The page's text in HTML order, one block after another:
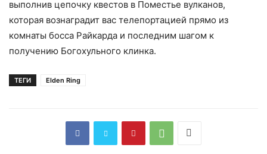
выполнив цепочку квестов в Поместье вулканов,
которая вознаградит вас телепортацией прямо из
комнаты босса Райкарда и последним шагом к
получению Богохульного клинка.
ТЕГИ Elden Ring